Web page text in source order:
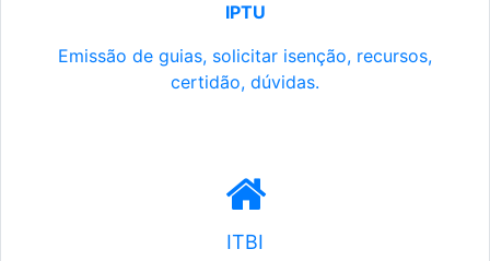
IPTU
Emissão de guias, solicitar isenção, recursos,
certidão, dúvidas.
ITBI